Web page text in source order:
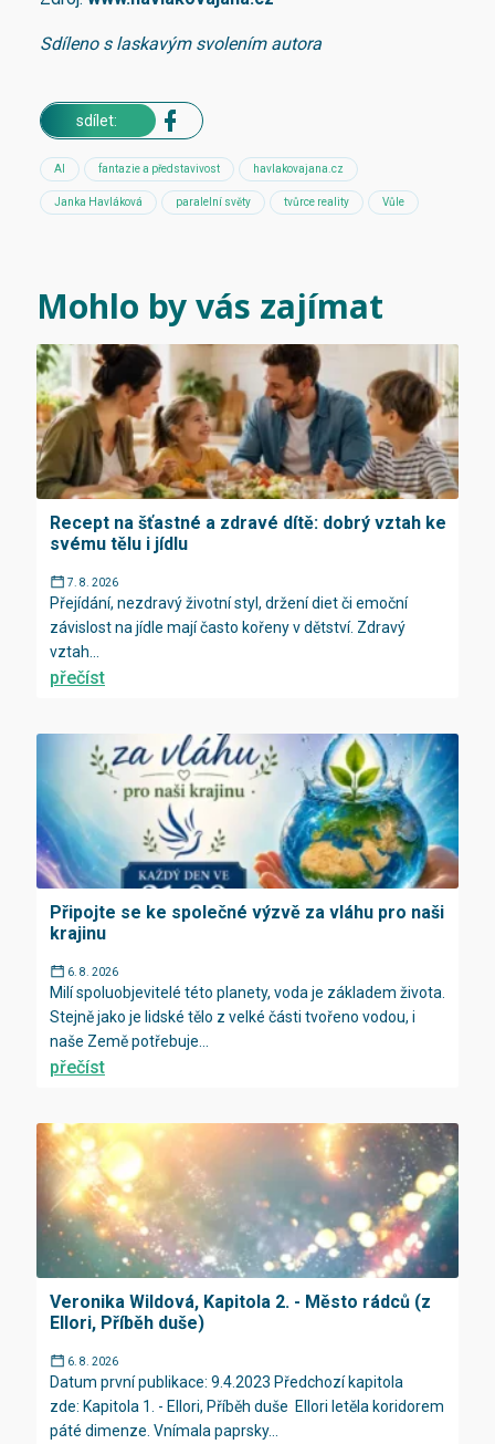
Sdíleno s laskavým svolením autora
sdílet:
AI fantazie a představivost havlakovajana.cz
Janka Havláková paralelní světy tvůrce reality Vůle
Mohlo by vás zajímat
Recept na šťastné a zdravé dítě: dobrý vztah ke
svému tělu i jídlu
7. 8. 2026
Přejídání, nezdravý životní styl, držení diet či emoční
závislost na jídle mají často kořeny v dětství. Zdravý
vztah...
přečíst
Připojte se ke společné výzvě za vláhu pro naši
krajinu
6. 8. 2026
Milí spoluobjevitelé této planety, voda je základem života.
Stejně jako je lidské tělo z velké části tvořeno vodou, i
naše Země potřebuje...
přečíst
Veronika Wildová, Kapitola 2. - Město rádců (z
Ellori, Příběh duše)
6. 8. 2026
Datum první publikace: 9.4.2023 Předchozí kapitola
zde: Kapitola 1. - Ellori, Příběh duše Ellori letěla koridorem
páté dimenze. Vnímala paprsky...